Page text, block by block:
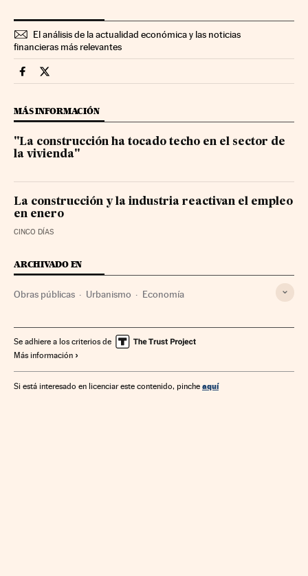
El análisis de la actualidad económica y las noticias
financieras más relevantes
Economia Cinco Días en Facebook
Economia Cinco Días en Twitter
MÁS INFORMACIÓN
"La construcción ha tocado techo en el sector de
la vivienda"
La construcción y la industria reactivan el empleo
en enero
CINCO DÍAS
ARCHIVADO EN
Obras públicas Urbanismo Economía
Se adhiere a los criterios de
Más información
Si está interesado en licenciar este contenido, pinche aquí